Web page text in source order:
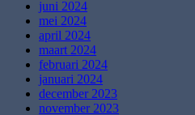
juni 2024
mei 2024
april 2024
maart 2024
februari 2024
januari 2024
december 2023
november 2023